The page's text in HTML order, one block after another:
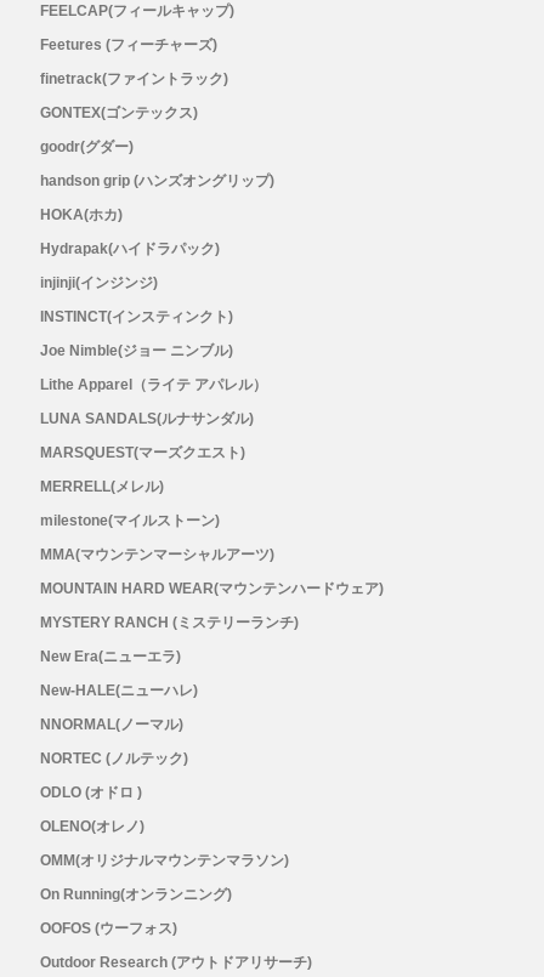
ranor(ラナー)
RAIDLIGHT(レイドライト)
ROARK(ロアーク)
RYOGEN(リョウゲン)
Simply Wonderful(シンプリーワンダフル)
STAMP RUN & CO (スタンプ ランアンド
コー)
STATIC(スタティック)
THY (ティーエイチワイ)
Topo Athletic (トポ アスレチック)
TYMER(タイマー)
FEELCAP(フィールキャップ)
Feetures (フィーチャーズ)
finetrack(ファイントラック)
GONTEX(ゴンテックス)
goodr(グダー)
handson grip (ハンズオングリップ)
HOKA(ホカ)
Hydrapak(ハイドラパック)
injinji(インジンジ)
INSTINCT(インスティンクト)
Joe Nimble(ジョー ニンブル)
Lithe Apparel（ライテ アパレル）
LUNA SANDALS(ルナサンダル)
MARSQUEST(マーズクエスト)
MERRELL(メレル)
milestone(マイルストーン)
MMA(マウンテンマーシャルアーツ)
MOUNTAIN HARD WEAR(マウンテンハードウェア)
MYSTERY RANCH (ミステリーランチ)
New Era(ニューエラ)
New-HALE(ニューハレ)
NNORMAL(ノーマル)
NORTEC (ノルテック)
ODLO (オドロ )
OLENO(オレノ)
OMM(オリジナルマウンテンマラソン)
On Running(オンランニング)
OOFOS (ウーフォス)
Outdoor Research (アウトドアリサーチ)